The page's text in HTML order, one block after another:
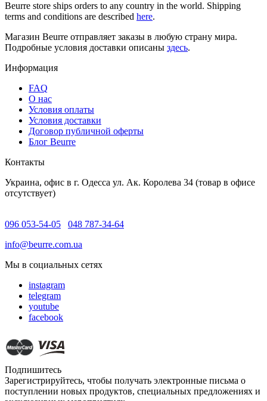
Beurre store ships orders to any country in the world. Shipping
terms and conditions are described here.
Магазин Beurre отправляет заказы в любую страну мира.
Подробные условия доставки описаны здесь.
Информация
FAQ
O нас
Условия оплаты
Условия доставки
Договор публичной оферты
Блог Beurre
Контакты
Украина, офис в г. Одесса ул. Ак. Королева 34 (товар в офисе
отсутствует)
096 053-54-05
048 787-34-64
info@beurre.com.ua
Мы в социальных сетях
instagram
telegram
youtube
facebook
Подпишитесь
Зарегистрируйтесь, чтобы получать электронные письма о
поступлении новых продуктов, специальных предложениях и